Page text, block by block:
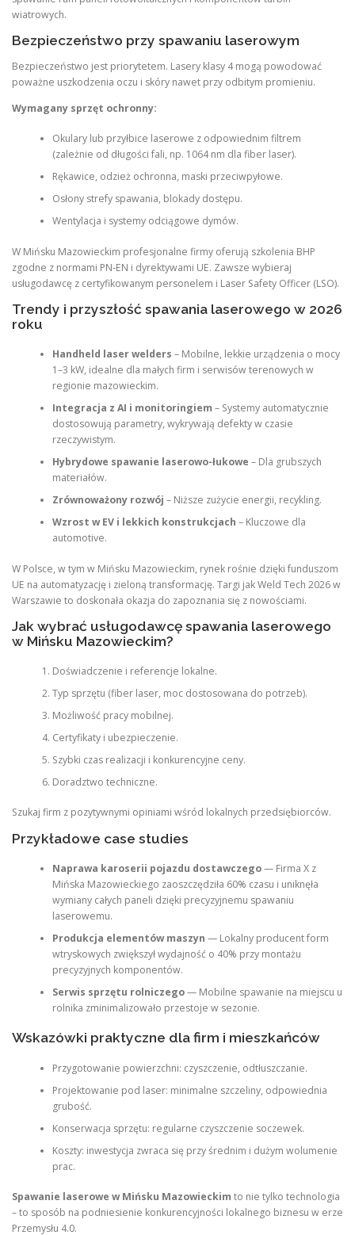
wiatrowych.
Bezpieczeństwo przy spawaniu laserowym
Bezpieczeństwo jest priorytetem. Lasery klasy 4 mogą powodować
poważne uszkodzenia oczu i skóry nawet przy odbitym promieniu.
Wymagany sprzęt ochronny:
Okulary lub przyłbice laserowe z odpowiednim filtrem
(zależnie od długości fali, np. 1064 nm dla fiber laser).
Rękawice, odzież ochronna, maski przeciwpyłowe.
Osłony strefy spawania, blokady dostępu.
Wentylacja i systemy odciągowe dymów.
W Mińsku Mazowieckim profesjonalne firmy oferują szkolenia BHP
zgodne z normami PN-EN i dyrektywami UE. Zawsze wybieraj
usługodawcę z certyfikowanym personelem i Laser Safety Officer (LSO).
Trendy i przyszłość spawania laserowego w 2026
roku
Handheld laser welders – Mobilne, lekkie urządzenia o mocy
1–3 kW, idealne dla małych firm i serwisów terenowych w
regionie mazowieckim.
Integracja z AI i monitoringiem – Systemy automatycznie
dostosowują parametry, wykrywają defekty w czasie
rzeczywistym.
Hybrydowe spawanie laserowo-łukowe – Dla grubszych
materiałów.
Zrównoważony rozwój – Niższe zużycie energii, recykling.
Wzrost w EV i lekkich konstrukcjach – Kluczowe dla
automotive.
W Polsce, w tym w Mińsku Mazowieckim, rynek rośnie dzięki funduszom
UE na automatyzację i zieloną transformację. Targi jak Weld Tech 2026 w
Warszawie to doskonała okazja do zapoznania się z nowościami.
Jak wybrać usługodawcę spawania laserowego
w Mińsku Mazowieckim?
Doświadczenie i referencje lokalne.
Typ sprzętu (fiber laser, moc dostosowana do potrzeb).
Możliwość pracy mobilnej.
Certyfikaty i ubezpieczenie.
Szybki czas realizacji i konkurencyjne ceny.
Doradztwo techniczne.
Szukaj firm z pozytywnymi opiniami wśród lokalnych przedsiębiorców.
Przykładowe case studies
Naprawa karoserii pojazdu dostawczego— Firma X z
Mińska Mazowieckiego zaoszczędziła 60% czasu i uniknęła
wymiany całych paneli dzięki precyzyjnemu spawaniu
laserowemu.
Produkcja elementów maszyn — Lokalny producent form
wtryskowych zwiększył wydajność o 40% przy montażu
precyzyjnych komponentów.
Serwis sprzętu rolniczego— Mobilne spawanie na miejscu u
rolnika zminimalizowało przestoje w sezonie.
Wskazówki praktyczne dla firm i mieszkańców
Przygotowanie powierzchni: czyszczenie, odtłuszczanie.
Projektowanie pod laser: minimalne szczeliny, odpowiednia
grubość.
Konserwacja sprzętu: regularne czyszczenie soczewek.
Koszty: inwestycja zwraca się przy średnim i dużym wolumenie
prac.
Spawanie laserowe w Mińsku Mazowieckim to nie tylko technologia
– to sposób na podniesienie konkurencyjności lokalnego biznesu w erze
Przemysłu 4.0.